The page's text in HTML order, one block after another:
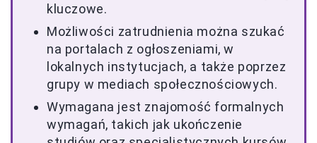
kluczowe.
Możliwości zatrudnienia można szukać
na portalach z ogłoszeniami, w
lokalnych instytucjach, a także poprzez
grupy w mediach społecznościowych.
Wymagana jest znajomość formalnych
wymagań, takich jak ukończenie